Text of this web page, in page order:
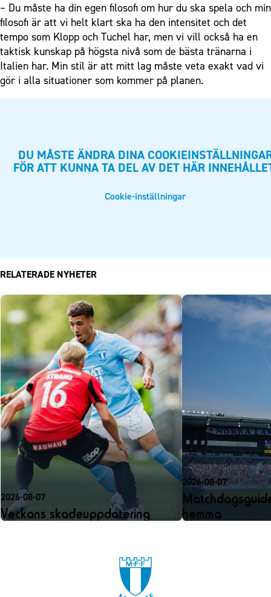
– Du måste ha din egen filosofi om hur du ska spela och min
filosofi är att vi helt klart ska ha den intensitet och det
tempo som Klopp och Tuchel har, men vi vill också ha en
taktisk kunskap på högsta nivå som de bästa tränarna i
Italien har. Min stil är att mitt lag måste veta exakt vad vi
gör i alla situationer som kommer på planen.
DU MÅSTE ÄNDRA DINA
FÖR ATT KUNNA TA DEL AV DET HÄR
Cookie-inställningar
RELATERADE NYHETER
2026-08-07
Veckans skadeuppdatering
2026-08-07
hemma